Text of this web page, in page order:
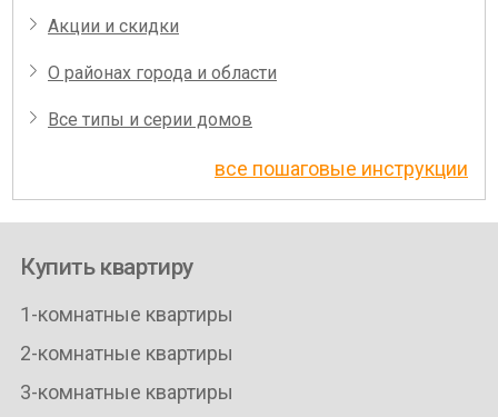
Акции и скидки
О районах города и области
Все типы и серии домов
все пошаговые инструкции
Купить квартиру
1-комнатные квартиры
2-комнатные квартиры
3-комнатные квартиры